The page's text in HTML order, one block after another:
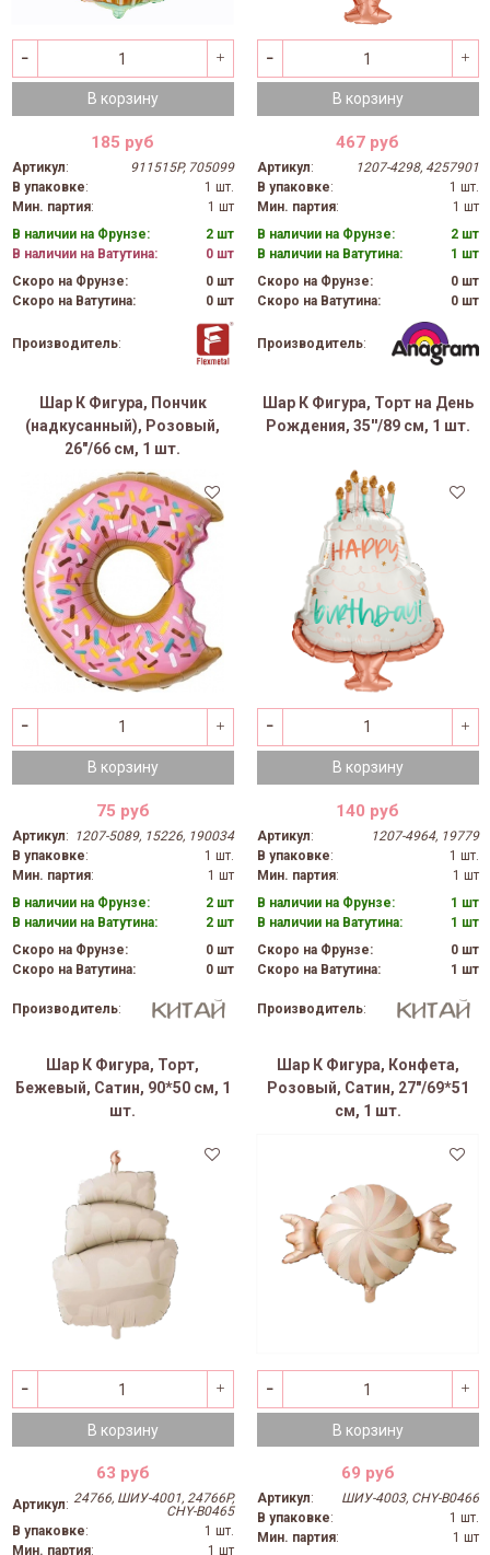
В корзину
185 руб
Артикул:
911515P, 705099
В упаковке:
1 шт.
Мин. партия:
1 шт
В наличии на Фрунзе:
2 шт
В наличии на Ватутина:
0 шт
Скоро на Фрунзе:
0 шт
Скоро на Ватутина:
0 шт
Производитель:
В корзину
467 руб
Артикул:
1207-4298, 4257901
В упаковке:
1 шт.
Мин. партия:
1 шт
В наличии на Фрунзе:
2 шт
В наличии на Ватутина:
1 шт
Скоро на Фрунзе:
0 шт
Скоро на Ватутина:
0 шт
Производитель:
Шар К Фигура, Пончик
(надкусанный), Розовый,
26"/66 см, 1 шт.
В корзину
75 руб
Артикул: 1207-5089, 15226, 190034
В упаковке:
1 шт.
Мин. партия:
1 шт
В наличии на Фрунзе:
2 шт
В наличии на Ватутина:
2 шт
Скоро на Фрунзе:
0 шт
Скоро на Ватутина:
0 шт
Производитель:
Шар К Фигура, Торт на День
Рождения, 35''/89 см, 1 шт.
В корзину
140 руб
Артикул:
1207-4964, 19779
В упаковке:
1 шт.
Мин. партия:
1 шт
В наличии на Фрунзе:
1 шт
В наличии на Ватутина:
1 шт
Скоро на Фрунзе:
0 шт
Скоро на Ватутина:
1 шт
Производитель:
Шар К Фигура, Торт,
Бежевый, Сатин, 90*50 см, 1
шт.
В корзину
63 руб
Артикул: 24766, ШИУ-4001, 24766P,
CHY-B0465
В упаковке:
1 шт.
Мин. партия: 1 шт
Шар К Фигура, Конфета,
Розовый, Сатин, 27"/69*51
см, 1 шт.
В корзину
69 руб
Артикул:
ШИУ-4003, CHY-B0466
В упаковке:
1 шт.
Мин. партия: 1 шт